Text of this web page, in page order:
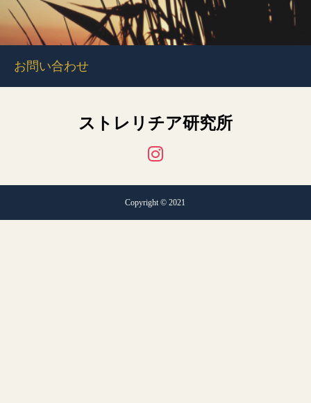
お問い合わせ
ストレリチア研究所
Copyright © 2021